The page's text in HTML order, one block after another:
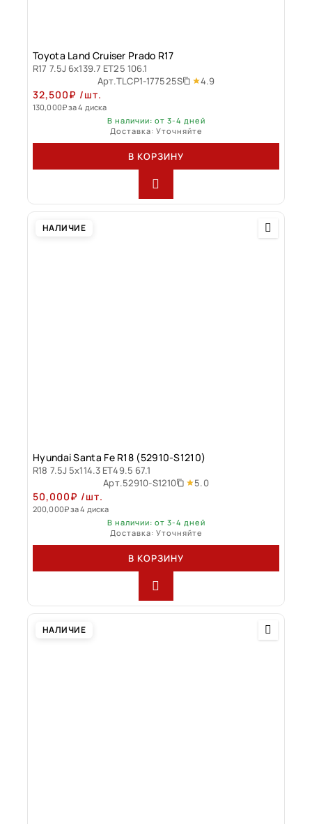
Toyota Land Cruiser Prado R17
R17 7.5J 6x139.7 ET25 106.1
Арт.TLCP1-177525S 4.9
32,500₽ /шт.
130,000₽за 4 диска
В наличии: от 3-4 дней
Доставка: Уточняйте
В КОРЗИНУ
НАЛИЧИЕ
Hyundai Santa Fe R18 (52910-S1210)
R18 7.5J 5x114.3 ET49.5 67.1
Арт.52910-S1210 5.0
50,000₽ /шт.
200,000₽за 4 диска
В наличии: от 3-4 дней
Доставка: Уточняйте
В КОРЗИНУ
НАЛИЧИЕ